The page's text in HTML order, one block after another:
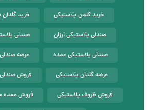
خرید کلمن پلاستیکی خرید گلدان
صندلی پلاستیکی ارزان صندلی
صندلی پلاستیکی عمده عرضه
عرضه گلدان پلاستیکی فروش
فروش ظروف پلاستیکی فروش عمده